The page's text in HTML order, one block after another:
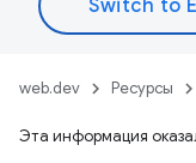
web.dev Ресурсы
Эта информация